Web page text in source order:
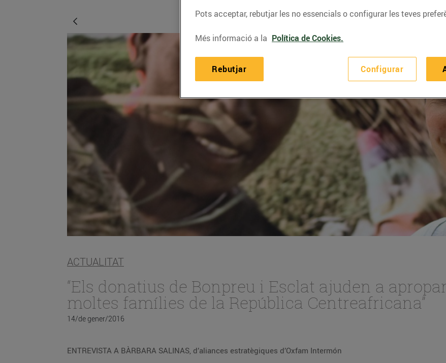
ACTUALITAT
“Els donatius de Bonpreu i Esclat ajuden a
moltes famílies de la República Centreafricana”
14/de gener/2016
ENTREVISTA A BÀRBARA SALINAS, d’aliances estratègiques d’Oxfam Intermón
Pots acceptar, rebutjar les no essencials o configurar les teves
Més informació a la Política de Cookies.
Configurar
Rebutjar